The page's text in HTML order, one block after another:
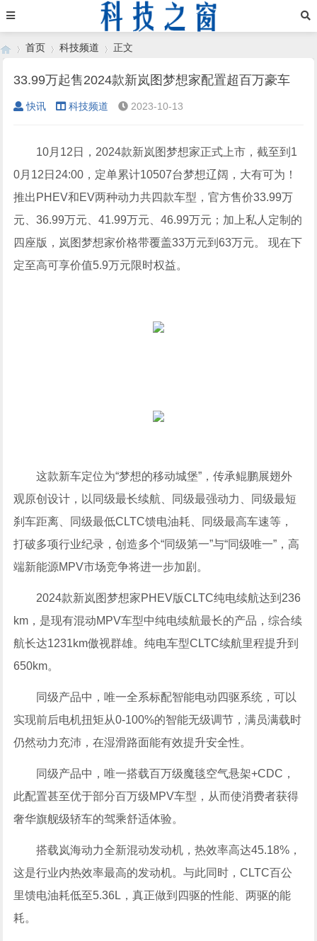
›
首页
›
科技频道
›
正文
33.99万起售2024款新岚图梦想家配置超百万豪车
快讯 科技频道 2023-10-13
10月12日，2024款新岚图梦想家正式上市，截至到1
0月12日24:00，定单累计10507台梦想辽阔，大有可为！
推出PHEV和EV两种动力共四款车型，官方售价33.99万
元、36.99万元、41.99万元、46.99万元；加上私人定制的
四座版，岚图梦想家价格带覆盖33万元到63万元。 现在下
定至高可享价值5.9万元限时权益。
这款新车定位为“梦想的移动城堡”，传承鲲鹏展翅外
观原创设计，以同级最长续航、同级最强动力、同级最短
刹车距离、同级最低CLTC馈电油耗、同级最高车速等，
打破多项行业纪录，创造多个“同级第一”与“同级唯一”，高
端新能源MPV市场竞争将进一步加剧。
2024款新岚图梦想家PHEV版CLTC纯电续航达到236
km，是现有混动MPV车型中纯电续航最长的产品，综合续
航长达1231km傲视群雄。纯电车型CLTC续航里程提升到
650km。
同级产品中，唯一全系标配智能电动四驱系统，可以
实现前后电机扭矩从0-100%的智能无级调节，满员满载时
仍然动力充沛，在湿滑路面能有效提升安全性。
同级产品中，唯一搭载百万级魔毯空气悬架+CDC，
此配置甚至优于部分百万级MPV车型，从而使消费者获得
奢华旗舰级轿车的驾乘舒适体验。
搭载岚海动力全新混动发动机，热效率高达45.18%，
这是行业内热效率最高的发动机。与此同时，CLTC百公
里馈电油耗低至5.36L，真正做到四驱的性能、两驱的能
耗。